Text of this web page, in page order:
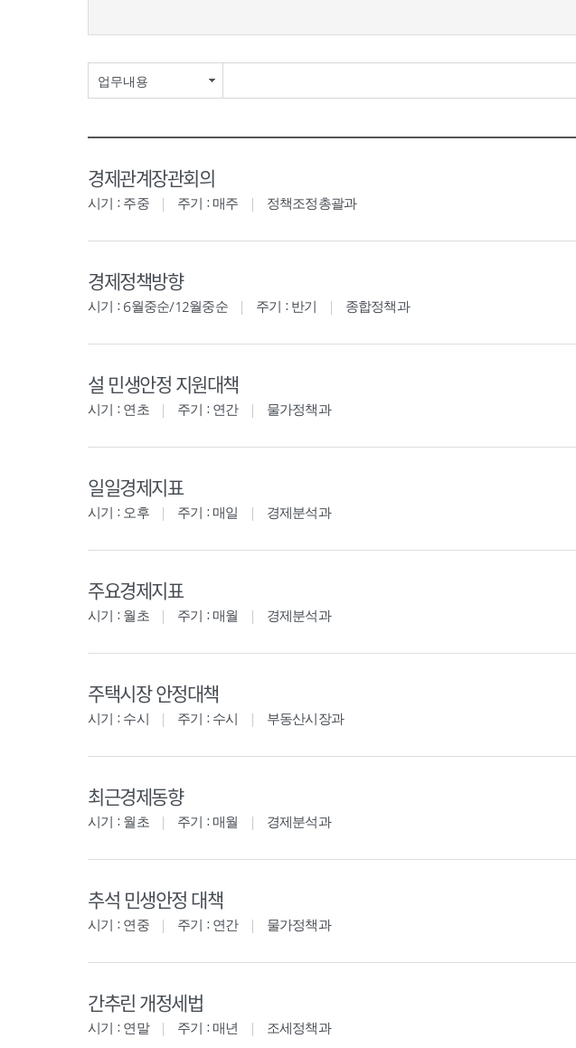
업무내용
경제관계장관회의
시기 : 주중 주기 : 매주 정책조정총괄과
경제정책방향
시기 : 6월중순/12월중순 주기 : 반기 종합정책과
설 민생안정 지원대책
시기 : 연초 주기 : 연간 물가정책과
일일경제지표
시기 : 오후 주기 : 매일 경제분석과
주요경제지표
시기 : 월초 주기 : 매월 경제분석과
주택시장 안정대책
시기 : 수시 주기 : 수시 부동산시장과
최근경제동향
시기 : 월초 주기 : 매월 경제분석과
추석 민생안정 대책
시기 : 연중 주기 : 연간 물가정책과
간추린 개정세법
시기 : 연말 주기 : 매년 조세정책과